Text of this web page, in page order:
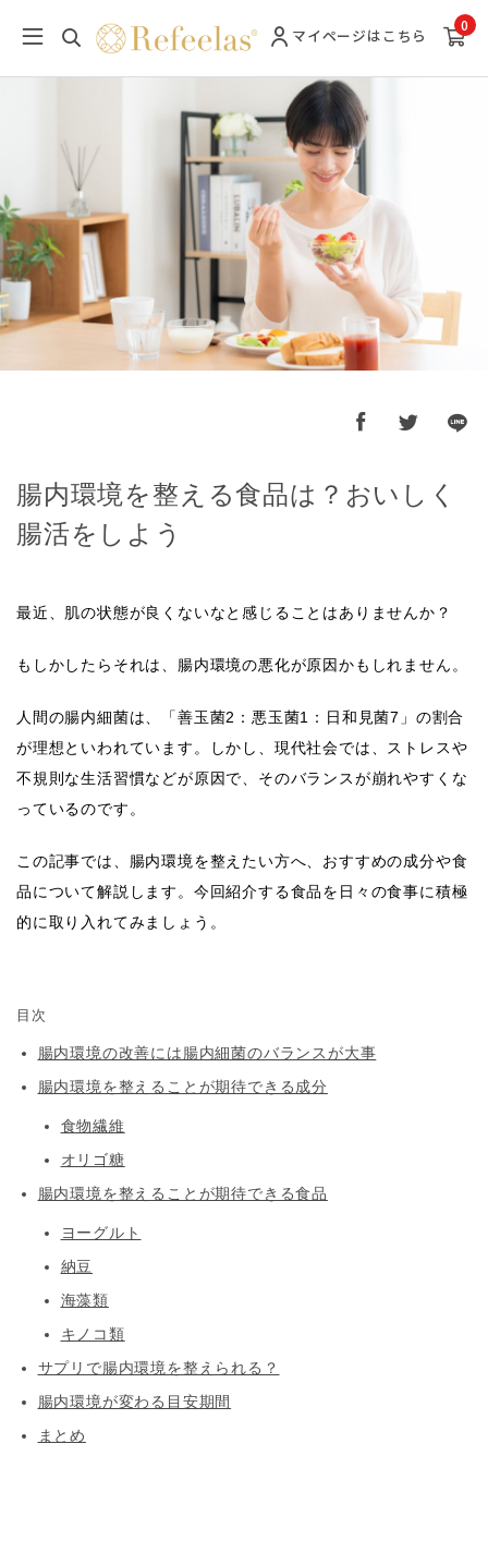
マイページはこちら
0
腸内環境を整える食品は？おいしく
腸活をしよう
最近、肌の状態が良くないなと感じることはありませんか？
もしかしたらそれは、腸内環境の悪化が原因かもしれません。
人間の腸内細菌は、「善玉菌2：悪玉菌1：日和見菌7」の割合
が理想といわれています。しかし、現代社会では、ストレスや
不規則な生活習慣などが原因で、そのバランスが崩れやすくな
っているのです。
この記事では、腸内環境を整えたい方へ、おすすめの成分や食
品について解説します。今回紹介する食品を日々の食事に積極
的に取り入れてみましょう。
目次
腸内環境の改善には腸内細菌のバランスが大事
腸内環境を整えることが期待できる成分
食物繊維
オリゴ糖
腸内環境を整えることが期待できる食品
ヨーグルト
納豆
海藻類
キノコ類
サプリで腸内環境を整えられる？
腸内環境が変わる目安期間
まとめ